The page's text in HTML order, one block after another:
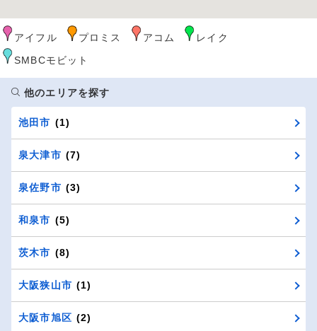
アイフル プロミス アコム
レイク
SMBCモビット
他のエリアを探す
池田市 (1)
泉大津市 (7)
泉佐野市 (3)
和泉市 (5)
茨木市 (8)
大阪狭山市 (1)
大阪市旭区 (2)